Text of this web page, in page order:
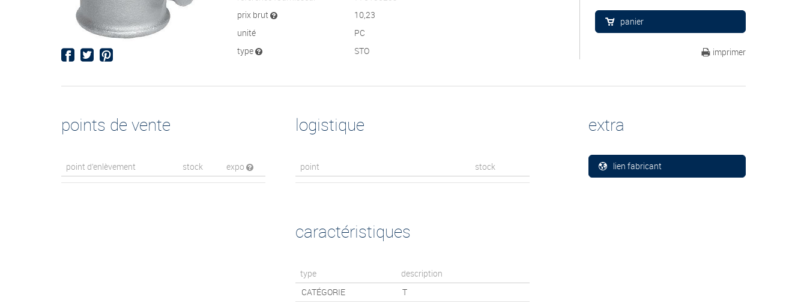
prix brut
10,23
unité
PC
type
STO
panier
imprimer
points de vente
point d’enlèvement stock expo
logistique
point stock
caractéristiques
type
description
CATÉGORIE
T
extra
lien fabricant